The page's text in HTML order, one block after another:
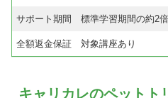
サポート期間 標準学習期間の約2倍
全額返金保証 対象講座あり
キャリカレのペットト